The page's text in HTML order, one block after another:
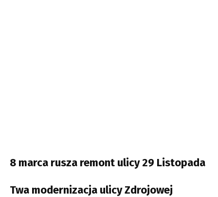
8 marca rusza remont ulicy 29 Listopada
Twa modernizacja ulicy Zdrojowej